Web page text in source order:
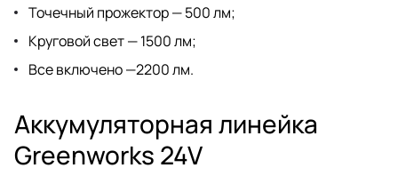
Точечный прожектор — 500 лм;
Круговой свет — 1500 лм;
Все включено —2200 лм.
Аккумуляторная линейка
Greenworks 24V